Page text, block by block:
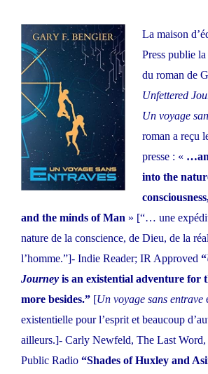
La maison
Press publie
du roman de
Unfettered
Un voyage
roman a reçu
presse : « …an
into the
and the minds of Man » [“… une
nature de la conscience, de Dieu, de la
l’homme.”]- Indie Reader; IR Approved “
Journey is an existential adventure for
more besides.” [Un voyage sans entrave
existentielle pour l’esprit et beaucoup
ailleurs.]- Carly Newfeld, The Last Word,
Public Radio “Shades of Huxley and